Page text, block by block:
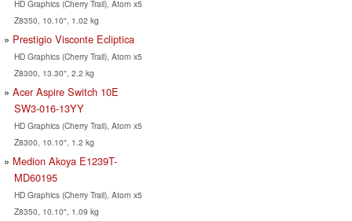
HD Graphics (Cherry Trail), Atom x5
Z8350, 10.10", 1.02 kg
Prestigio Visconte Ecliptica
HD Graphics (Cherry Trail), Atom x5
Z8300, 13.30", 2.2 kg
Acer Aspire Switch 10E
SW3-016-13YY
HD Graphics (Cherry Trail), Atom x5
Z8300, 10.10", 1.2 kg
Medion Akoya E1239T-
MD60195
HD Graphics (Cherry Trail), Atom x5
Z8350, 10.10", 1.09 kg